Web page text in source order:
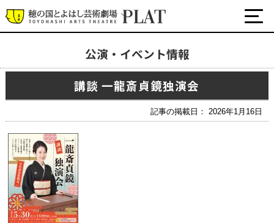
公式SNS
公演・イベント情報
講談 一龍斎貞鏡独演会
記事の掲載日： 2026年1月16日
最新の公演・イベント情報
演劇・ダンス・音楽など
イベント
プラットについて
チケット・座席表・鑑賞サポートなど